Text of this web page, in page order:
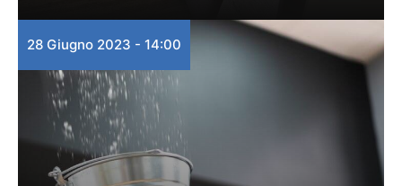
28 Giugno 2023 - 14:00